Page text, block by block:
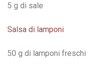
5 g di sale
Salsa di lamponi
50 g di lamponi freschi